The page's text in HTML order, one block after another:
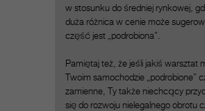
w stosunku do średniej rynkowej,
duża różnica w cenie może
część jest „podrobiona”.
Pamiętaj też, że jeśli jakiś warsztat
Twoim samochodzie „podrobione”
zamienne, Ty także niechcący
się do rozwoju nielegalnego obrotu